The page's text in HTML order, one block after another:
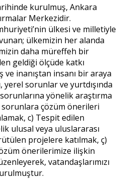
kurulmuş, Ankara
Merkezidir.
ülkesi ve milletiyle
ülkemizin her alanda
daha müreffeh bir
geldiği ölçüde katkı
inanıştan insanı bir araya
sorunlar ve yurtdışında
yönelik araştırma
çözüm önerileri
c) Tespit edilen
ulusal veya uluslararası
projelere katılmak, ç)
önerilerimize ilişkin
vatandaşlarımızı